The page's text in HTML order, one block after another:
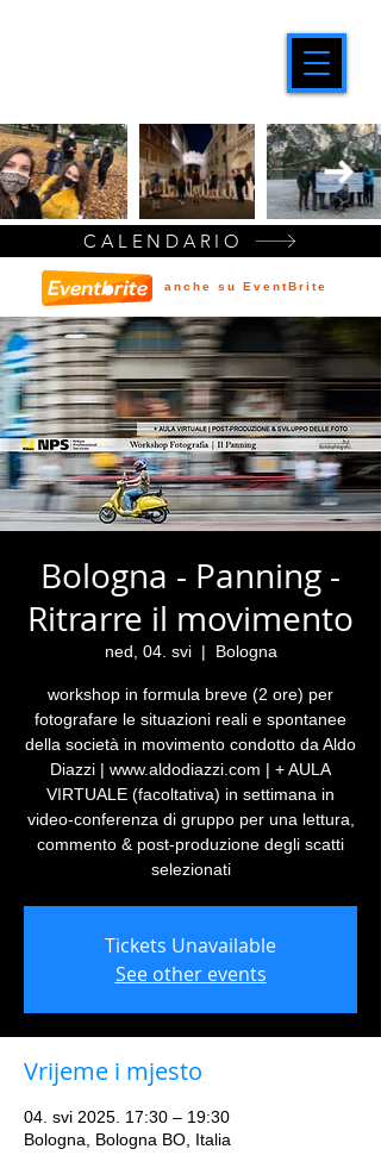
Bologna - Panning -
Ritrarre il movimento
ned, 04. svi
  |
Bologna
workshop in formula breve (2 ore) per
fotografare le situazioni reali e spontanee
della società in movimento condotto da Aldo
Diazzi | www.aldodiazzi.com | + AULA
VIRTUALE (facoltativa) in settimana in
video-conferenza di gruppo per una lettura,
commento & post-produzione degli scatti
selezionati
Tickets Unavailable
See other events
Vrijeme i mjesto
04. svi 2025. 17:30 – 19:30
Bologna, Bologna BO, Italia
CALENDARIO
anche su EventBrite